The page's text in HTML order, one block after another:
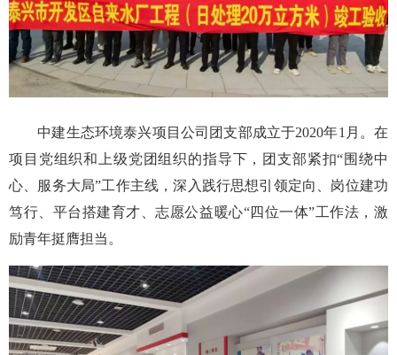
中建生态环境泰兴项目公司团支部成立于2020年1月。在
项目党组织和上级党团组织的指导下，团支部紧扣“围绕中
心、服务大局”工作主线，深入践行思想引领定向、岗位建功
笃行、平台搭建育才、志愿公益暖心“四位一体”工作法，激
励青年挺膺担当。